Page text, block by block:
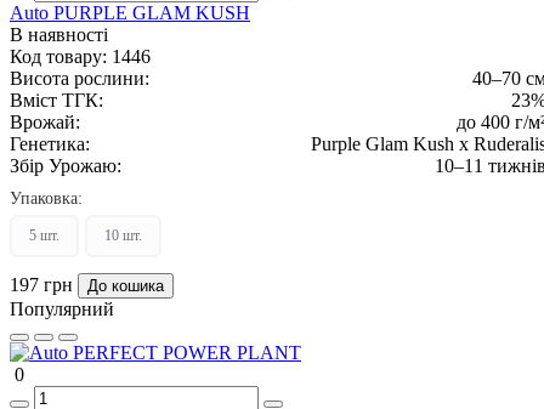
Auto PURPLE GLAM KUSH
В наявності
Код товару: 1446
Висота рослини:
40–70
Вміст ТГК:
Врожай:
до 400 г/
Генетика:
Purple Glam Kush x
Збір Урожаю:
10–11
Упаковка:
5 шт. 10 шт.
197 грн До кошика
Популярний
0